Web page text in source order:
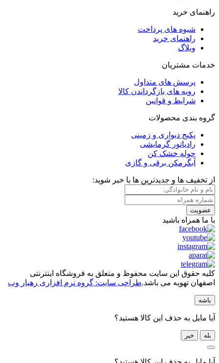
راهنمای خرید
شیوه های پرداخت
راهنمای خرید
وبلاگ
خدمات مشتریان
پرسش های متداول
رویه های بازگرداندن کالا
شرایط و قوانین
گروه بندی محصولات
پکیج دیواری و زمینی
رادیاتور گرمایشی
حوله خشک کن
آبگرمکن برقی و گازی
از تخفیف ها و جدیدترین ها با خبر شوید:
عضویت
با ما همراه باشید
کلیه حقوق این سایت محفوظ و متعلق به فروشگاه اینترنتی
اصفهان تهویه می باشد.طراحی سایت: گروه نرم افزاری رهیار وب
باشه
آیا مایل به حذف این کالا هستید؟
بله خیر